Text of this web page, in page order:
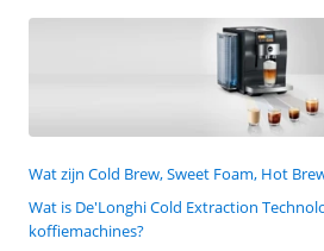
Wat zijn Cold Brew, Sweet Foam, Hot
Wat is De'Longhi Cold Extraction
koffiemachines?